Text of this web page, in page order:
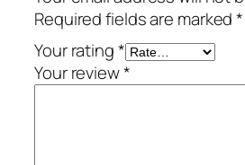
Required fields are marked*
Your rating*
Your review*